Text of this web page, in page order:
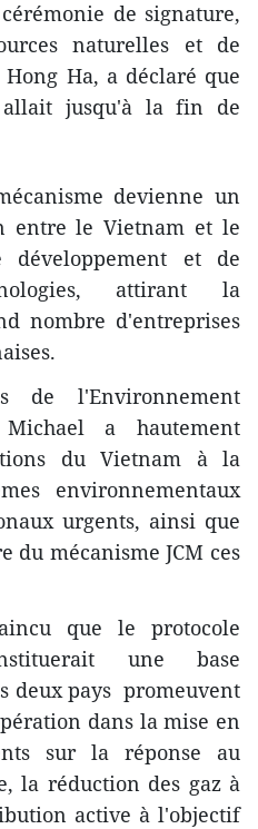
de signature,
naturelles et de
Ha, a déclaré que
allait jusqu'à la fin de
devienne un
entre le Vietnam et le
et de
attirant la
nombre d'entreprises
de l'Environnement
Michael a hautement
du Vietnam à la
environnementaux
urgents, ainsi que
mécanisme JCM ces
que le protocole
une base
deux pays promeuvent
dans la mise en
sur la réponse au
la réduction des gaz à
active à l'objectif